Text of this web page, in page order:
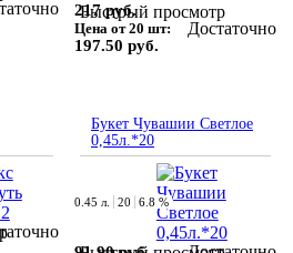
Быстрый просмотр
217 руб.
Цена от 20 шт:
197.50 руб.
Достаточно
Букет Чувашии Светлое
0,45л.*20
0.45 л. 20 6.8 %